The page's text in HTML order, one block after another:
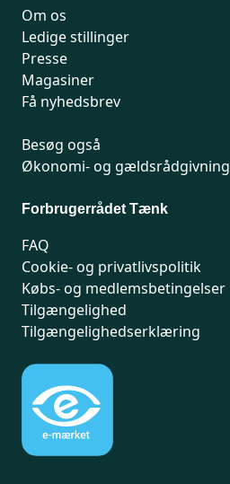
Om os
Ledige stillinger
Presse
Magasiner
Få nyhedsbrev
Besøg også
Økonomi- og gældsrådgivning
Forbrugerrådet Tænk
FAQ
Cookie- og privatlivspolitik
Købs- og medlemsbetingelser
Tilgængelighed
Tilgængelighedserklæring